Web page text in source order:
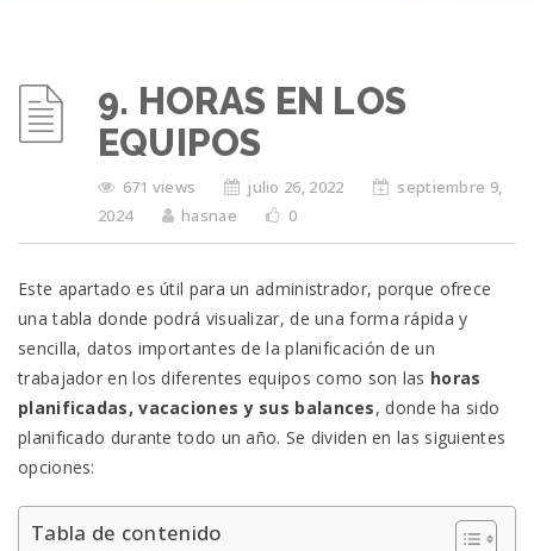
9. HORAS EN LOS
EQUIPOS
671 views julio 26, 2022
septiembre 9,
2024
hasnae 0
Este apartado es útil para un administrador, porque ofrece
una tabla donde podrá visualizar, de una forma rápida y
sencilla, datos importantes de la planificación de un
trabajador en los diferentes equipos como son las horas
planificadas, vacaciones y sus balances, donde ha sido
planificado durante todo un año. Se dividen en las siguientes
opciones:
Tabla de contenido